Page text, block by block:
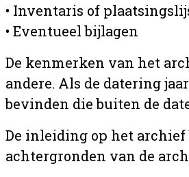
• Inventaris of
• Eventueel bijlagen
De kenmerken van het
andere. Als de datering
bevinden die buiten de
De inleiding op het
achtergronden van de